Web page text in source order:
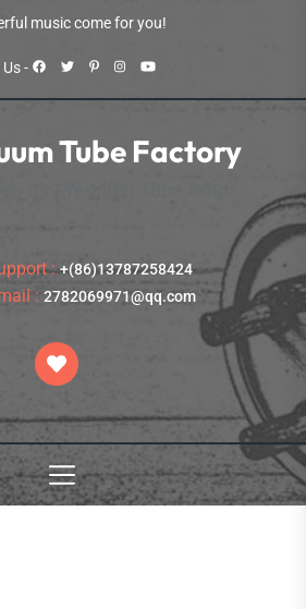
music come for you!
-
Tube Factory
:+(86)13787258424
: 2782069971@qq.com